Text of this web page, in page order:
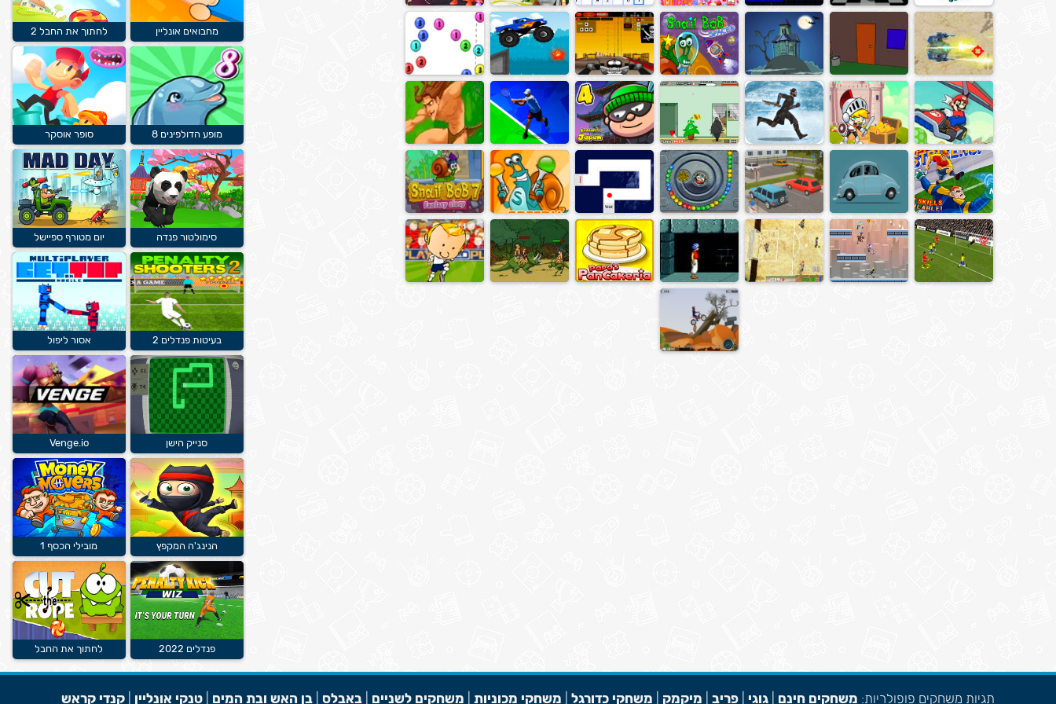
מחבואים אונליין לחתוך את החבל 2
מופע הדולפינים 8 סופר אוסקר
סימולטור פנדה יום מטורף ספיישל
בעיטות פנדלים 2 אסור ליפול
סנייק הישן Venge.io
הנינג'ה המקפץ מובילי הכסף 1
פנדלים 2022 לחתוך את החבל
תגיות משחקים פופולריות: משחקים חינם גוגי פריב מיקמק משחקי כדורגל משחקי מכוניות משחקים לשניים באבלס בן האש ובת המים טנקי אונליין קנדי קראש